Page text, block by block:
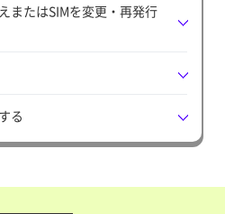
またはSIMを変更・再発行
る